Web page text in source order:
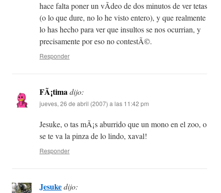
hace falta poner un vÃ­deo de dos minutos de ver tetas
(o lo que dure, no lo he visto entero), y que realmente
lo has hecho para ver que insultos se nos ocurrian, y
precisamente por eso no contestÃ©.
Responder
FÃ¡timadijo:
jueves, 26 de abril (2007) a las 11:42 pm
Jesuke, o tas mÃ¡s aburrido que un mono en el zoo, o
se te va la pinza de lo lindo, xaval!
Responder
Jesukedijo: